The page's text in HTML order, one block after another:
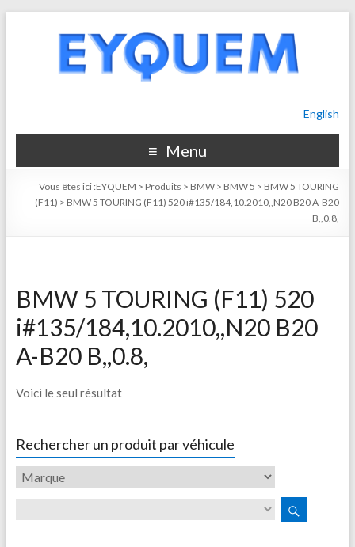
English
Menu
Vous êtes ici :EYQUEM > Produits > BMW > BMW 5 > BMW 5 TOURING
(F11) > BMW 5 TOURING (F11) 520 i#135/184,10.2010,,N20 B20 A-B20
B,,0.8,
BMW 5 TOURING (F11) 520
i#135/184,10.2010,,N20 B20
A-B20 B,,0.8,
Voici le seul résultat
Rechercher un produit par véhicule